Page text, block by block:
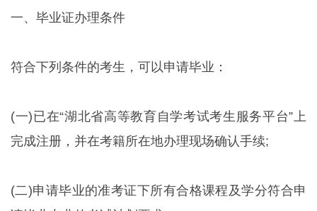
一、毕业证办理条件
符合下列条件的考生，可以申请毕业：
(一)已在“湖北省高等教育自学考试考生服务平台”上
完成注册，并在考籍所在地办理现场确认手续;
(二)申请毕业的准考证下所有合格课程及学分符合申